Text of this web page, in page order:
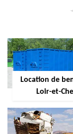
Location de
Loir-et-